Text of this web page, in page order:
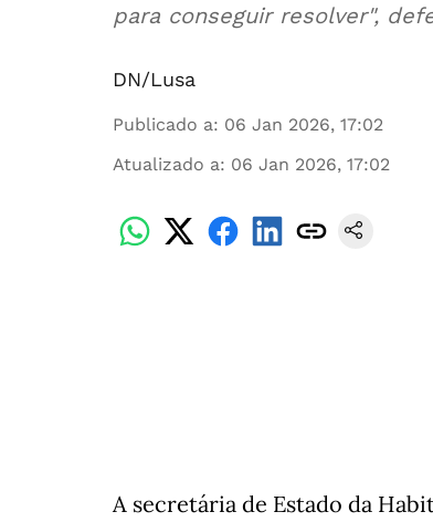
para conseguir resolver",
DN/Lusa
Publicado a: 06 Jan 2026, 17:02
Atualizado a: 06 Jan 2026, 17:02
A secretária de Estado da